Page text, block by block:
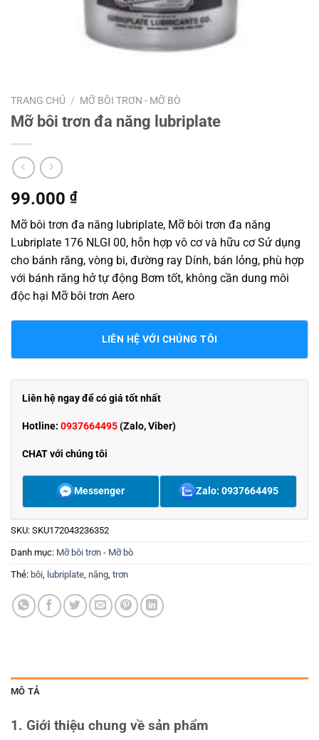
TRANG CHỦ / MỠ BÔI TRƠN - MỠ BÒ
Mỡ bôi trơn đa năng lubriplate
99.000 ₫
Mỡ bôi trơn đa năng lubriplate, Mỡ bôi trơn đa năng
Lubriplate 176 NLGI 00, hỗn hợp vô cơ và hữu cơ Sử dụng
cho bánh răng, vòng bi, đường ray Dính, bán lỏng, phù hợp
với bánh răng hở tự động Bơm tốt, không cần dung môi
độc hại Mỡ bôi trơn Aero
LIÊN HỆ VỚI CHÚNG TÔI
Liên hệ ngay để có giá tốt nhất
Hotline: 0937664495(Zalo, Viber)
CHAT với chúng tôi
Messenger Zalo: 0937664495
SKU: SKU172043236352
Danh mục: Mỡ bôi trơn - Mỡ bò
Thẻ: bôi lubriplate năng trơn
MÔ TẢ
1. Giới thiệu chung về sản phẩm